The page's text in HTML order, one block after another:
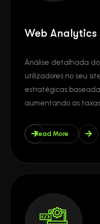
Web Analytics
Análise detalhada
utilizadores no seu
estratégicas
aumentando as
Read More